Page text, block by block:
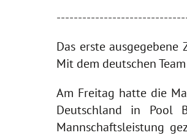
Das erste
Mit dem deutschen
Am Freitag hatte die
Deutschland in Pool
Mannschaftsleistung